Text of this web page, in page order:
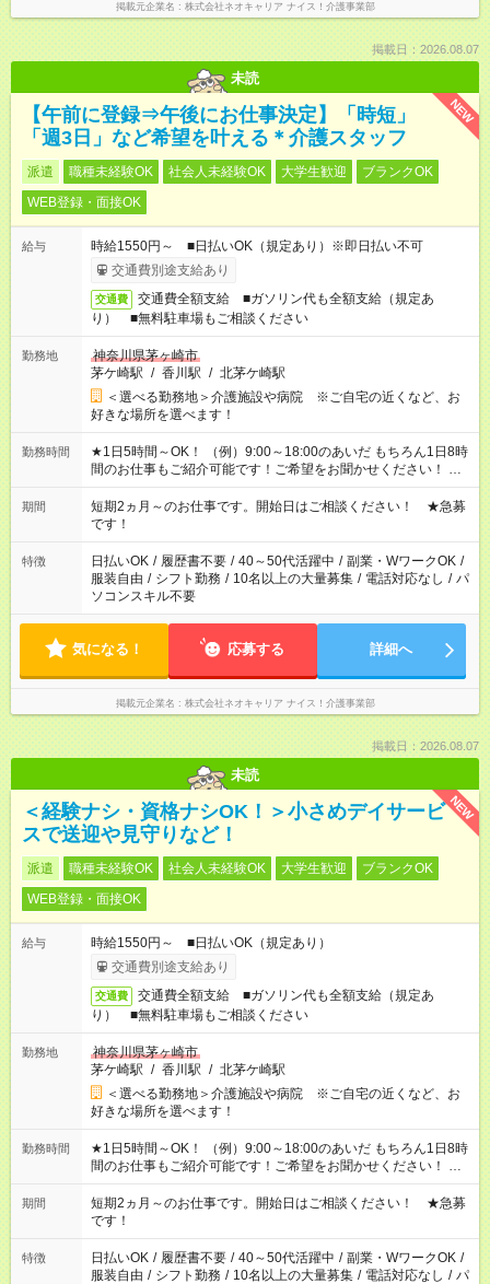
掲載元企業名 株式会社ネオキャリア ナイス！介護事業部
掲載日：2026.08.07
未読
NEW
【午前に登録⇒午後にお仕事決定】「時短」
「週3日」など希望を叶える＊介護スタッフ
派遣 職種未経験OK 社会人未経験OK 大学生歓迎
ブランクOK
WEB登録・面接OK
給与
時給1550円～ ■日払いOK（規定あり）※即日払い不可
交通費別途支給あり
交通費
交通費全額支給 ■ガソリン代も全額支給（規定あ
り） ■無料駐車場もご相談ください
勤務地
神奈川県茅ヶ崎市
茅ケ崎駅 / 香川駅 / 北茅ケ崎駅
＜選べる勤務地＞介護施設や病院 ※ご自宅の近くなど、お
好きな場所を選べます！
勤務時間
★1日5時間～OK！ （例）9:00～18:00のあいだ もちろん1日8時
間のお仕事もご紹介可能です！ご希望をお聞かせください！ ※
週最低15時間以上の勤務が必要です
期間
短期2ヵ月～のお仕事です。開始日はご相談ください！ ★急募
です！
特徴 日払いOK / 履歴書不要 / 40～50代活躍中 / 副業・WワークOK /
服装自由 / シフト勤務 / 10名以上の大量募集 / 電話対応なし / パ
ソコンスキル不要
気になる！ 応募する 詳細へ
掲載元企業名 株式会社ネオキャリア ナイス！介護事業部
掲載日：2026.08.07
未読
NEW
＜経験ナシ・資格ナシOK！＞小さめデイサービ
スで送迎や見守りなど！
派遣 職種未経験OK 社会人未経験OK 大学生歓迎
ブランクOK
WEB登録・面接OK
給与
時給1550円～ ■日払いOK（規定あり）
交通費別途支給あり
交通費
交通費全額支給 ■ガソリン代も全額支給（規定あ
り） ■無料駐車場もご相談ください
勤務地
神奈川県茅ヶ崎市
茅ケ崎駅 / 香川駅 / 北茅ケ崎駅
＜選べる勤務地＞介護施設や病院 ※ご自宅の近くなど、お
好きな場所を選べます！
勤務時間
★1日5時間～OK！ （例）9:00～18:00のあいだ もちろん1日8時
間のお仕事もご紹介可能です！ご希望をお聞かせください！ ★
家庭の都合でお休みが必要な場合も遠慮なくご相談ください。
※週最低15時間以上の勤務が必要です
期間
短期2ヵ月～のお仕事です。開始日はご相談ください！ ★急募
です！
特徴 日払いOK / 履歴書不要 / 40～50代活躍中 / 副業・WワークOK /
服装自由 / シフト勤務 / 10名以上の大量募集 / 電話対応なし / パ